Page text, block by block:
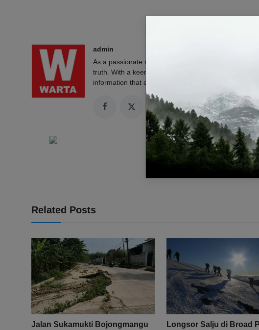
admin
As a passionate news reporter, I am fueled by an
truth. With a keen eye for detail and a relentless
information that empowers and engages readers.
Related Posts
Jalan Sukamukti Bojongmangu
Longsor Salju di Broad